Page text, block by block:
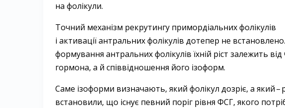
на фолікули.
Точний механізм рекрутингу примордіальних фолікулів
і активації антральних фолікулів дотепер не
формування антральних фолікулів їхній ріст залежить
гормона, а й співвідношення його ізоформ.
Саме ізоформи визначають, який фолікул дозріє, а який –
встановили, що існує певний поріг рівня ФСГ, якого